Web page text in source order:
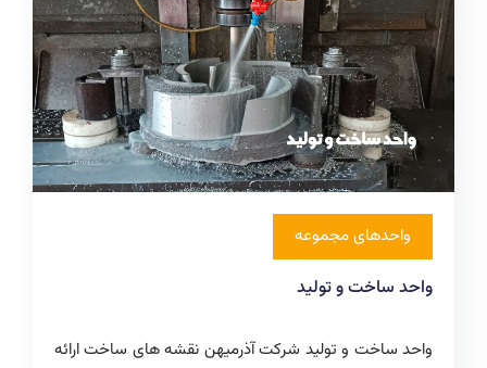
واحدهای مجموعه
واحد ساخت و تولید
واحد ساخت و تولید شرکت آذرمیهن نقشه های ساخت ارائه